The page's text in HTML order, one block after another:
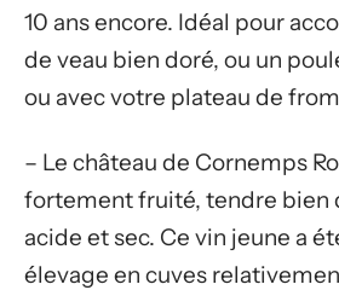
10 ans encore. Idéal pour
de veau bien doré, ou un
ou avec votre plateau de
– Le château de Cornemps
fortement fruité, tendre bien
acide et sec. Ce vin jeune a
élevage en cuves